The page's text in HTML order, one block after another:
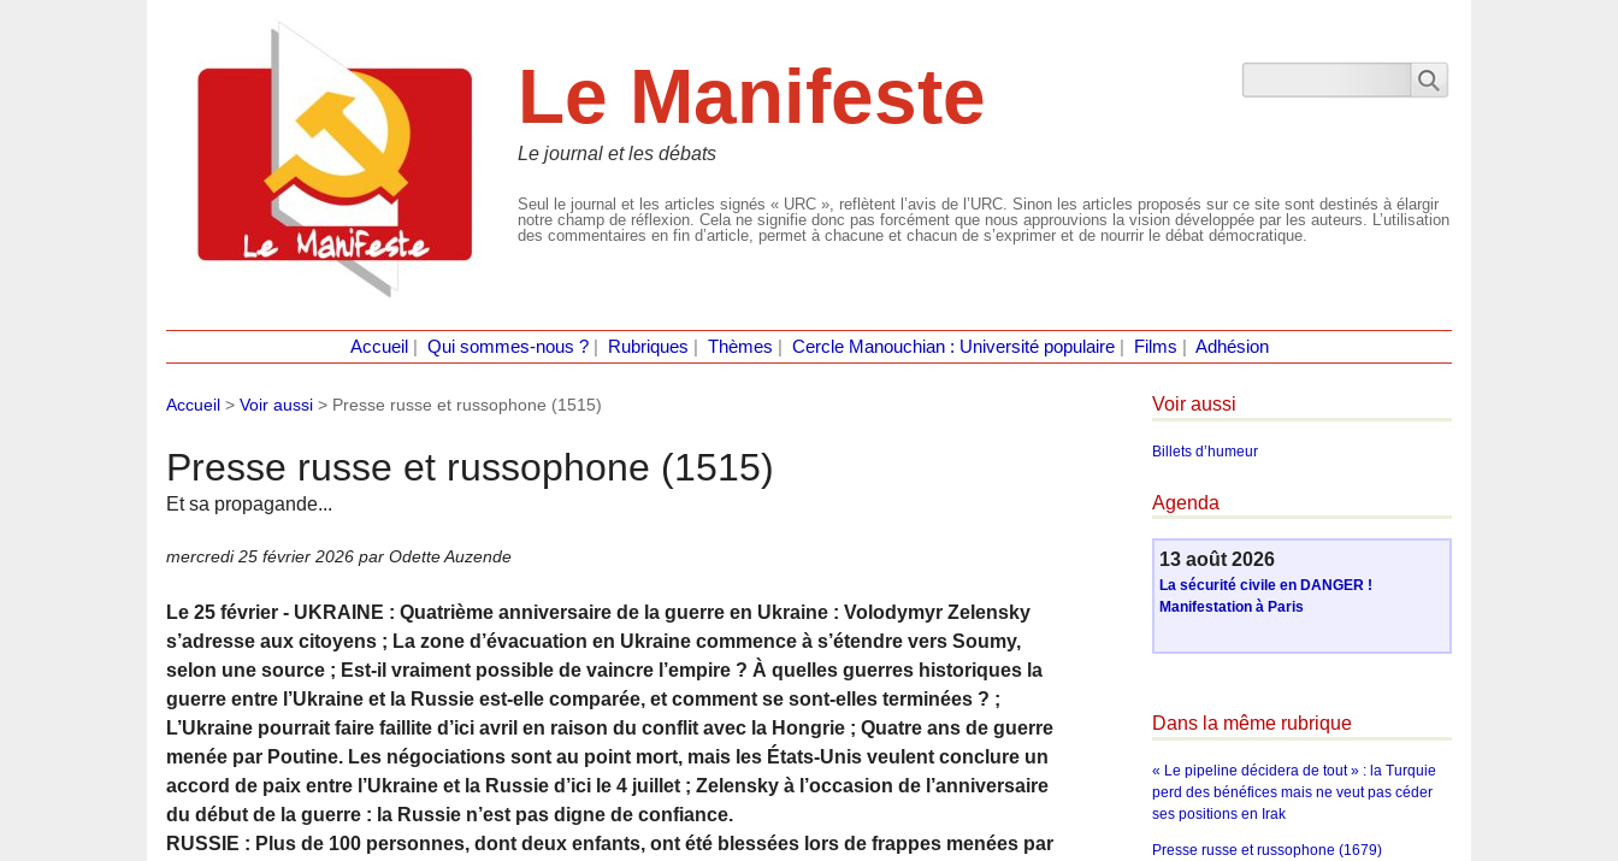
Le Manifeste
Le journal et les débats
Seul le journal et les articles signés « URC », reflètent l’avis de l’URC. Sinon les articles proposés sur ce site sont destinés à élargir
notre champ de réflexion. Cela ne signifie donc pas forcément que nous approuvions la vision développée par les auteurs. L’utilisation
des commentaires en fin d’article, permet à chacune et chacun de s’exprimer et de nourrir le débat démocratique.
Accueil Qui sommes-nous ?| Rubriques Thèmes Cercle Manouchian : Université populaire| Films Adhésion
Accueil > Voir aussi > Presse russe et russophone (1515)
Presse russe et russophone (1515)
Et sa propagande...
mercredi 25 février 2026 par Odette Auzende
Le 25 février - UKRAINE : Quatrième anniversaire de la guerre en Ukraine : Volodymyr Zelensky
s’adresse aux citoyens ; La zone d’évacuation en Ukraine commence à s’étendre vers Soumy,
selon une source ; Est-il vraiment possible de vaincre l’empire ? À quelles guerres historiques la
guerre entre l’Ukraine et la Russie est-elle comparée, et comment se sont-elles terminées ? ;
L’Ukraine pourrait faire faillite d’ici avril en raison du conflit avec la Hongrie ; Quatre ans de guerre
menée par Poutine. Les négociations sont au point mort, mais les États-Unis veulent conclure un
accord de paix entre l’Ukraine et la Russie d’ici le 4 juillet ; Zelensky à l’occasion de l’anniversaire
du début de la guerre : la Russie n’est pas digne de confiance.
RUSSIE : Plus de 100 personnes, dont deux enfants, ont été blessées lors de frappes menées par
Voir aussi
Billets d’humeur
Agenda
13 août 2026
La sécurité civile en DANGER !
Manifestation à Paris
Dans la même rubrique
« Le pipeline décidera de tout » : la Turquie
perd des bénéfices mais ne veut pas céder
ses positions en Irak
Presse russe et russophone (1679)